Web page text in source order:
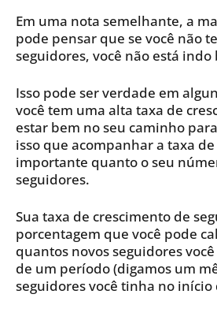
Em uma nota semelhante, a
pode pensar que se você não
seguidores, você não está indo
Isso pode ser verdade em
você tem uma alta taxa de
estar bem no seu caminho
isso que acompanhar a taxa
importante quanto o seu
seguidores.
Sua taxa de crescimento de
porcentagem que você pode
quantos novos seguidores
de um período (digamos um
seguidores você tinha no início